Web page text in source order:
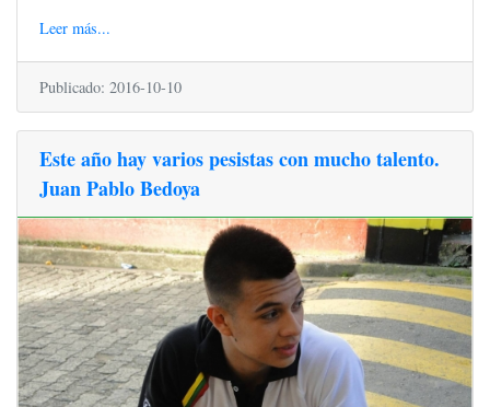
Leer más...
Publicado: 2016-10-10
Este año hay varios pesistas con mucho talento.
Juan Pablo Bedoya